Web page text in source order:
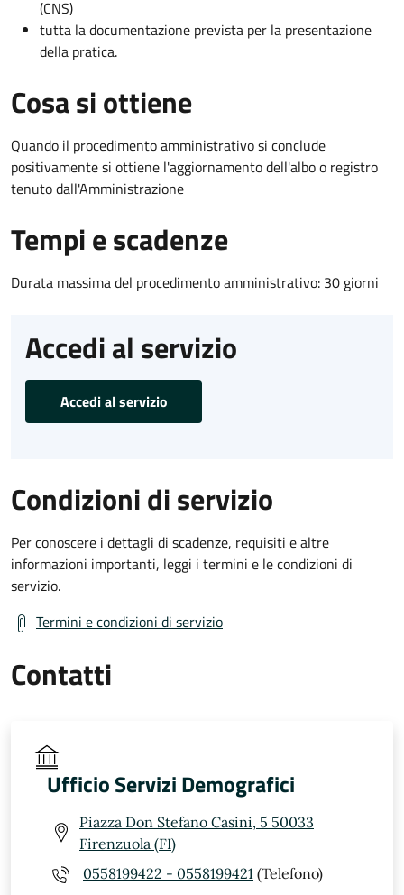
(CNS)
tutta la documentazione prevista per la presentazione
della pratica.
Cosa si ottiene
Quando il procedimento amministrativo si conclude
positivamente si ottiene l'aggiornamento dell'albo o registro
tenuto dall'Amministrazione
Tempi e scadenze
Durata massima del procedimento amministrativo: 30 giorni
Accedi al servizio
Accedi al servizio
Condizioni di servizio
Per conoscere i dettagli di scadenze, requisiti e altre
informazioni importanti, leggi i termini e le condizioni di
servizio.
Termini e condizioni di servizio
Contatti
Ufficio Servizi Demografici
Piazza Don Stefano Casini, 5 50033
Firenzuola (FI)
0558199422 - 0558199421 (Telefono)